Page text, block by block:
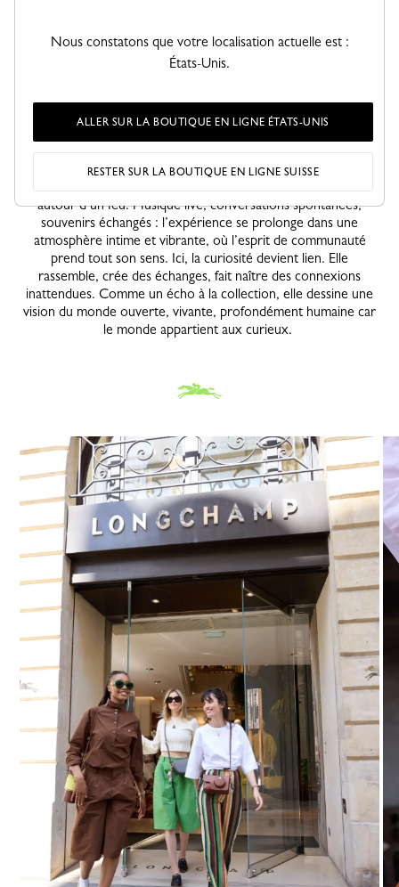
rythme : looks Longchamp pensés pour l’aventure, entre
élégance fonctionnelle et allure libre.
Champion à chaque étape, comme un fil conducteur visuel de
leur exploration. Au terme de cette traversée urbaine, toutes
s’achève dans un moment de rassemblement chaleureux : une
autour d’un feu. Musique live, conversations spontanées,
souvenirs échangés : l’expérience se prolonge dans une
atmosphère intime et vibrante, où l’esprit de communauté
prend tout son sens. Ici, la curiosité devient lien. Elle
rassemble, crée des échanges, fait naître des connexions
inattendues. Comme un écho à la collection, elle dessine une
vision du monde ouverte, vivante, profondément humaine car
le monde appartient aux curieux.
Nous constatons que votre localisation actuelle est :
États-Unis.
ALLER SUR LA BOUTIQUE EN LIGNE ÉTATS-UNIS
RESTER SUR LA BOUTIQUE EN LIGNE SUISSE